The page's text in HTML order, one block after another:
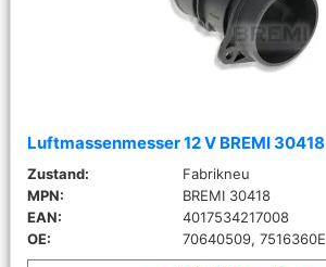
Luftmassenmesser 12 V BREMI 30418
Zustand:
Fabrikneu
MPN:
BREMI 30418
EAN:
4017534217008
OE:
70640509, 7516360E